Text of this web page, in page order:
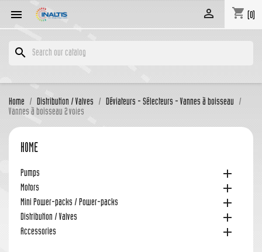
 shopping_cart (0)

search
Home Distribution / Valves
Déviateurs - Sélecteurs - Vannes à boisseau
Vannes à boisseau 2 voies
HOME
Pumps 
Motors 
Mini Power-packs / Power-packs 
Distribution / Valves 
Accessories 